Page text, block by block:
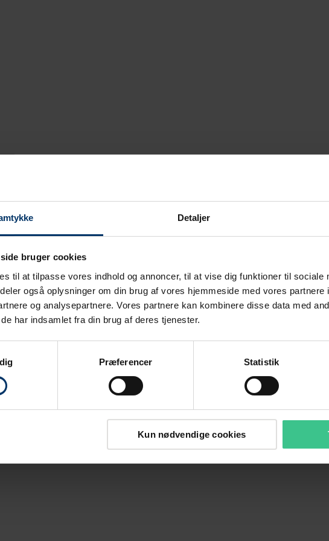
Detaljer
bruger cookies
til at tilpasse vores indhold og annoncer, til at vise dig funktioner til sociale
også oplysninger om din brug af vores hjemmeside med vores partnere
og analysepartnere. Vores partnere kan kombinere disse data med
har indsamlet fra din brug af deres tjenester.
Præferencer Statistik
Kun nødvendige cookies